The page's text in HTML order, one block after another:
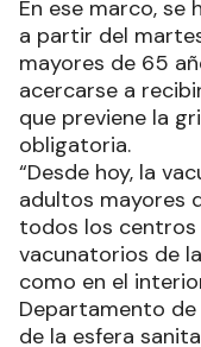
En ese marco, se
a partir del
mayores de 65
acercarse a
que previene la
obligatoria.
“Desde hoy, la
adultos mayores
todos los centros
vacunatorios de
como en el
Departamento
de la esfera